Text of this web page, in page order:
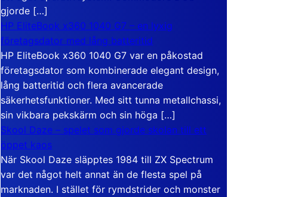
gjorde […]
HP EliteBook x360 1040 G7 – en lyxig
företagsdator med lång batteritid
HP EliteBook x360 1040 G7 var en påkostad
företagsdator som kombinerade elegant design,
lång batteritid och flera avancerade
säkerhetsfunktioner. Med sitt tunna metallchassi,
sin vikbara pekskärm och sin höga […]
Skool Daze – spelet som gjorde skolan till ett
öppet kaos
När Skool Daze släpptes 1984 till ZX Spectrum
var det något helt annat än de flesta spel på
marknaden. I stället för rymdstrider och monster